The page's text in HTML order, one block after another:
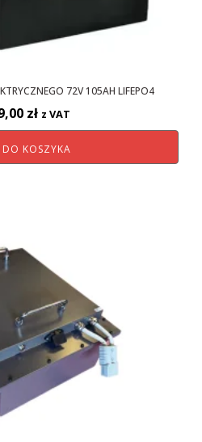
72V 105AH LIFEPO4
zł z VAT
KOSZYKA